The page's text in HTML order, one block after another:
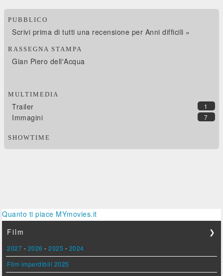
PUBBLICO
Scrivi prima di tutti una recensione per Anni difficili »
RASSEGNA STAMPA
Gian Piero dell'Acqua
MULTIMEDIA
1
Trailer
7
Immagini
SHOWTIME
Quanto ti piace MYmovies.it
Film
❯
2027 - 2026 -2025 - 2024
Film imperdibili 2025